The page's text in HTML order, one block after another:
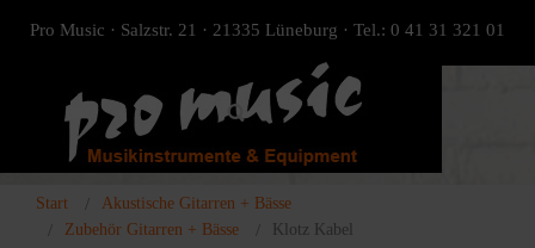
Pro Music · Salzstr. 21 · 21335 Lüneburg · Tel.: 0 41 31 321 01
Start
Akustische Gitarren + Bässe
Zubehör Gitarren + Bässe
Klotz Kabel